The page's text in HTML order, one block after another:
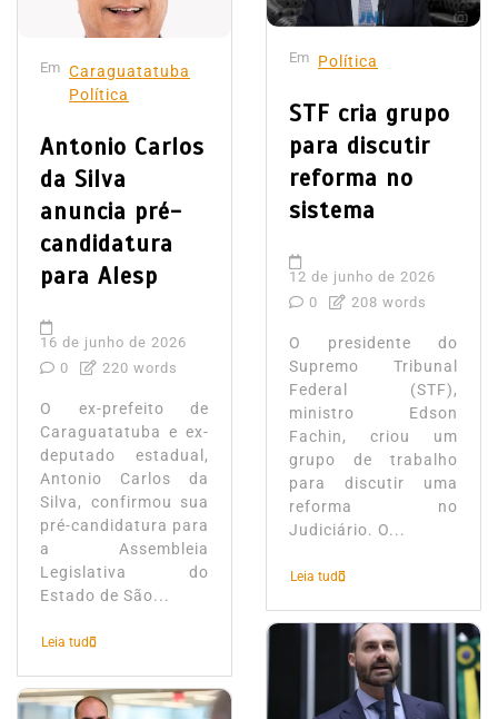
Em Caraguatatuba
Política
Antonio Carlos
da Silva
anuncia pré-
candidatura
para Alesp
16 de junho de 2026
0
220 words
O ex-prefeito de
Caraguatatuba e ex-
deputado estadual,
Antonio Carlos da
Silva, confirmou sua
pré-candidatura para
a Assembleia
Legislativa do
Estado de São...
Leia tudo
Em Política
STF cria grupo
para discutir
reforma no
sistema
12 de junho de 2026
0
208 words
O presidente do
Supremo Tribunal
Federal (STF),
ministro Edson
Fachin, criou um
grupo de trabalho
para discutir uma
reforma no
Judiciário. O...
Leia tudo